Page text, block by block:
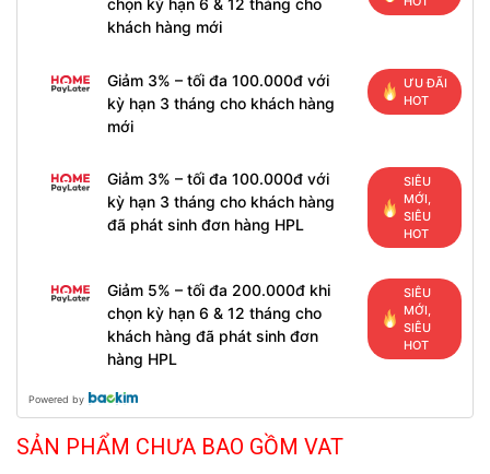
chọn kỳ hạn 6 & 12 tháng cho
khách hàng mới
Giảm 3% – tối đa 100.000đ với
kỳ hạn 3 tháng cho khách hàng
mới
ƯU ĐÃI
HOT
Giảm 3% – tối đa 100.000đ với
kỳ hạn 3 tháng cho khách hàng
đã phát sinh đơn hàng HPL
SIÊU
MỚI,
SIÊU
HOT
Giảm 5% – tối đa 200.000đ khi
chọn kỳ hạn 6 & 12 tháng cho
khách hàng đã phát sinh đơn
hàng HPL
SIÊU
MỚI,
SIÊU
HOT
Powered by
SẢN PHẨM CHƯA BAO GỒM VAT